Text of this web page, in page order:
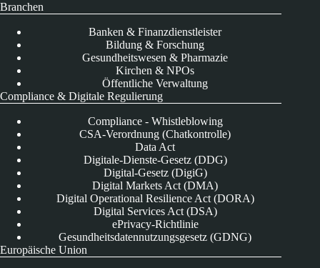
Branchen
Banken & Finanzdienstleister
Bildung & Forschung
Gesundheitswesen & Pharmazie
Kirchen & NPOs
Öffentliche Verwaltung
Compliance & Digitale Regulierung
Compliance - Whistleblowing
CSA-Verordnung (Chatkontrolle)
Data Act
Digitale-Dienste-Gesetz (DDG)
Digital-Gesetz (DigiG)
Digital Markets Act (DMA)
Digital Operational Resilience Act (DORA)
Digital Services Act (DSA)
ePrivacy-Richtlinie
Gesundheitsdatennutzungsgesetz (GDNG)
Europäische Union